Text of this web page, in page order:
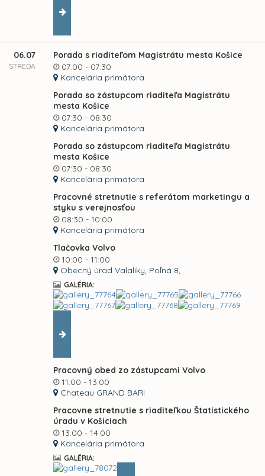
06.07
STREDA
Porada s riaditeľom Magistrátu mesta Košice
07:00 - 07:30
Kancelária primátora
Porada so zástupcom riaditeľa Magistrátu
mesta Košice
07:30 - 08:30
Kancelária primátora
Porada so zástupcom riaditeľa Magistrátu
mesta Košice
07:30 - 08:30
Kancelária primátora
Pracovné stretnutie s referátom marketingu a
styku s verejnosťou
08:30 - 10:00
Kancelária primátora
Tlačovka Volvo
10:00 - 11:00
Obecný úrad Valaliky, Poľná 8,
GALÉRIA:
Pracovný obed zo zástupcami Volvo
11:00 - 13:00
Chateau GRAND BARI
Pracovne stretnutie s riaditeľkou Štatistického
úradu v Košiciach
13:00 - 14:00
Kancelária primátora
GALÉRIA: